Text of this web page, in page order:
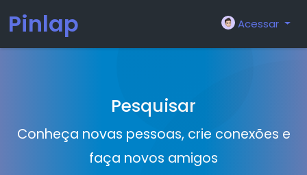
Pinlap Acessar
Pesquisar
Conheça novas pessoas, crie conexões e
faça novos amigos